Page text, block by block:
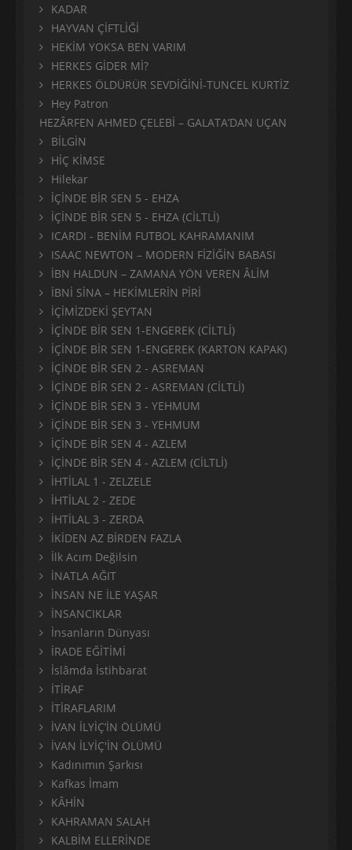
KADAR
HAYVAN ÇİFTLİĞİ
HEKİM YOKSA BEN VARIM
HERKES GİDER Mİ?
HERKES ÖLDÜRÜR SEVDİĞİNİ-TUNCEL KURTİZ
Hey Patron
HEZÂRFEN AHMED ÇELEBİ – GALATA’DAN UÇAN
BİLGİN
HİÇ KİMSE
Hilekar
İÇİNDE BİR SEN 5 - EHZA
İÇİNDE BİR SEN 5 - EHZA (CİLTLİ)
ICARDI - BENİM FUTBOL KAHRAMANIM
ISAAC NEWTON – MODERN FİZİĞİN BABASI
İBN HALDUN – ZAMANA YÖN VEREN ÂLİM
İBNİ SİNA – HEKİMLERİN PİRİ
İÇİMİZDEKİ ŞEYTAN
İÇİNDE BİR SEN 1-ENGEREK (CİLTLİ)
İÇİNDE BİR SEN 1-ENGEREK (KARTON KAPAK)
İÇİNDE BİR SEN 2 - ASREMAN
İÇİNDE BİR SEN 2 - ASREMAN (CİLTLİ)
İÇİNDE BİR SEN 3 - YEHMUM
İÇİNDE BİR SEN 3 - YEHMUM
İÇİNDE BİR SEN 4 - AZLEM
İÇİNDE BİR SEN 4 - AZLEM (CİLTLİ)
İHTİLAL 1 - ZELZELE
İHTİLAL 2 - ZEDE
İHTİLAL 3 - ZERDA
İKİDEN AZ BİRDEN FAZLA
İlk Acım Değilsin
İNATLA AĞIT
İNSAN NE İLE YAŞAR
İNSANCIKLAR
İnsanların Dünyası
İRADE EĞİTİMİ
İslâmda İstihbarat
İTİRAF
İTİRAFLARIM
İVAN İLYİÇ’İN ÖLÜMÜ
İVAN İLYİÇ'İN ÖLÜMÜ
Kadınımın Şarkısı
Kafkas İmam
KÂHİN
KAHRAMAN SALAH
KALBİM ELLERİNDE